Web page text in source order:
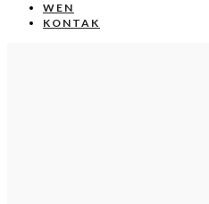
WEN
KONTAK